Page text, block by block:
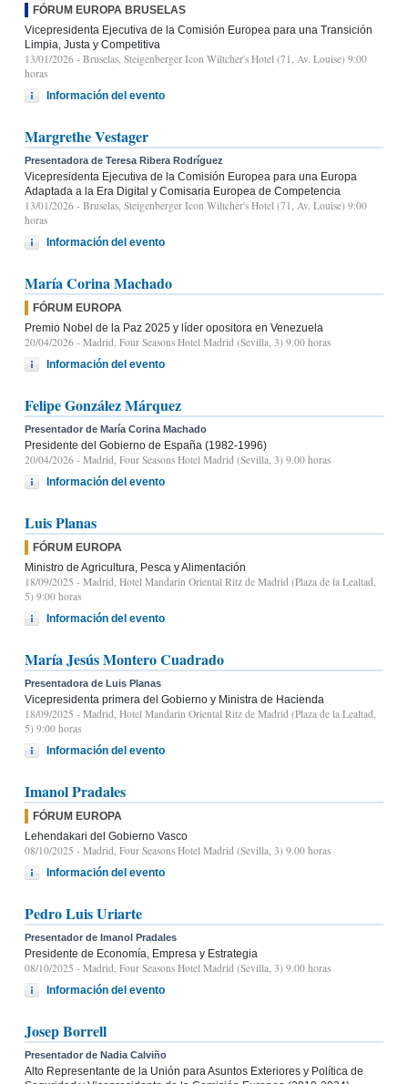
FÓRUM EUROPA BRUSELAS
Vicepresidenta Ejecutiva de la Comisión Europea para una Transición
Limpia, Justa y Competitiva
13/01/2026 - Bruselas, Steigenberger Icon Wiltcher's Hotel (71, Av. Louise) 9:00
horas
Información del evento
Margrethe Vestager
Presentadora de Teresa Ribera Rodríguez
Vicepresidenta Ejecutiva de la Comisión Europea para una Europa
Adaptada a la Era Digital y Comisaria Europea de Competencia
13/01/2026 - Bruselas, Steigenberger Icon Wiltcher's Hotel (71, Av. Louise) 9:00
horas
Información del evento
María Corina Machado
FÓRUM EUROPA
Premio Nobel de la Paz 2025 y líder opositora en Venezuela
20/04/2026 - Madrid, Four Seasons Hotel Madrid (Sevilla, 3) 9.00 horas
Información del evento
Felipe González Márquez
Presentador de María Corina Machado
Presidente del Gobierno de España (1982-1996)
20/04/2026 - Madrid, Four Seasons Hotel Madrid (Sevilla, 3) 9.00 horas
Información del evento
Luis Planas
FÓRUM EUROPA
Ministro de Agricultura, Pesca y Alimentación
18/09/2025 - Madrid, Hotel Mandarin Oriental Ritz de Madrid (Plaza de la Lealtad,
5) 9:00 horas
Información del evento
María Jesús Montero Cuadrado
Presentadora de Luis Planas
Vicepresidenta primera del Gobierno y Ministra de Hacienda
18/09/2025 - Madrid, Hotel Mandarin Oriental Ritz de Madrid (Plaza de la Lealtad,
5) 9:00 horas
Información del evento
Imanol Pradales
FÓRUM EUROPA
Lehendakari del Gobierno Vasco
08/10/2025 - Madrid, Four Seasons Hotel Madrid (Sevilla, 3) 9.00 horas
Información del evento
Pedro Luis Uriarte
Presentador de Imanol Pradales
Presidente de Economía, Empresa y Estrategia
08/10/2025 - Madrid, Four Seasons Hotel Madrid (Sevilla, 3) 9.00 horas
Información del evento
Josep Borrell
Presentador de Nadia Calviño
Alto Representante de la Unión para Asuntos Exteriores y Política de